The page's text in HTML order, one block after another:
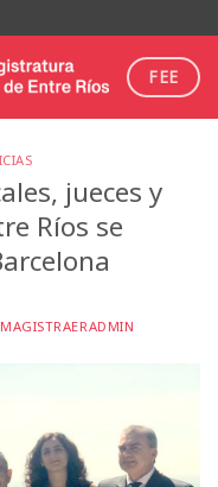
FEE
jueces y
Ríos se
MAGISTRAERADMIN